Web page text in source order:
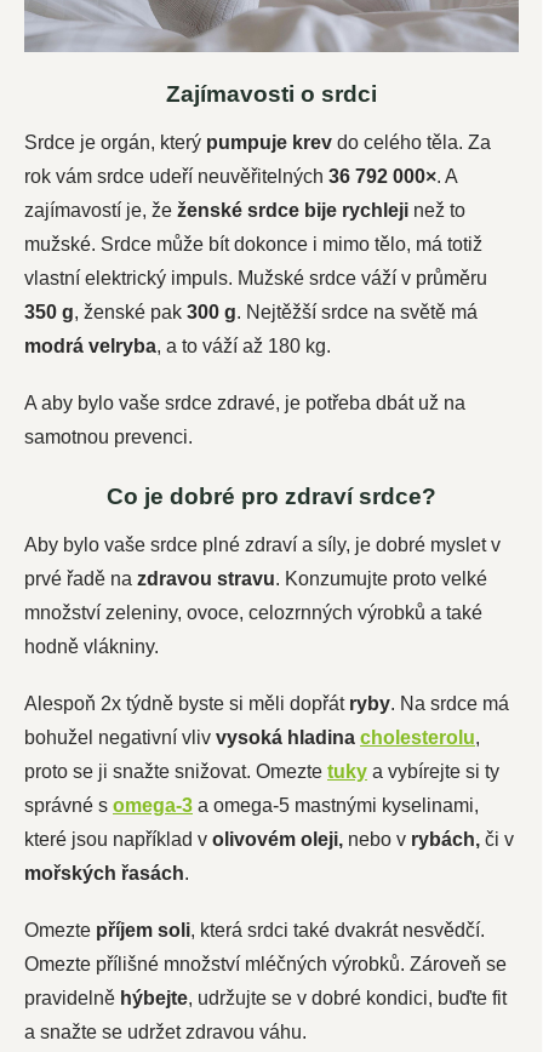
Zajímavosti o srdci
Srdce je orgán, který pumpuje krev do celého těla. Za
rok vám srdce udeří neuvěřitelných 36 792 000×. A
zajímavostí je, že ženské srdce bije rychleji než to
mužské. Srdce může bít dokonce i mimo tělo, má totiž
vlastní elektrický impuls. Mužské srdce váží v průměru
350 g, ženské pak 300 g. Nejtěžší srdce na světě má
modrá velryba, a to váží až 180 kg.
A aby bylo vaše srdce zdravé, je potřeba dbát už na
samotnou prevenci.
Co je dobré pro zdraví srdce?
Aby bylo vaše srdce plné zdraví a síly, je dobré myslet v
prvé řadě na zdravou stravu. Konzumujte proto velké
množství zeleniny, ovoce, celozrnných výrobků a také
hodně vlákniny.
Alespoň 2x týdně byste si měli dopřát ryby. Na srdce má
bohužel negativní vliv vysoká hladina cholesterolu,
proto se ji snažte snižovat. Omezte tuky a vybírejte si ty
správné s omega-3 a omega-5 mastnými kyselinami,
které jsou například v olivovém oleji, nebo v rybách, či v
mořských řasách.
Omezte příjem soli, která srdci také dvakrát nesvědčí.
Omezte přílišné množství mléčných výrobků. Zároveň se
pravidelně hýbejte, udržujte se v dobré kondici, buďte fit
a snažte se udržet zdravou váhu.